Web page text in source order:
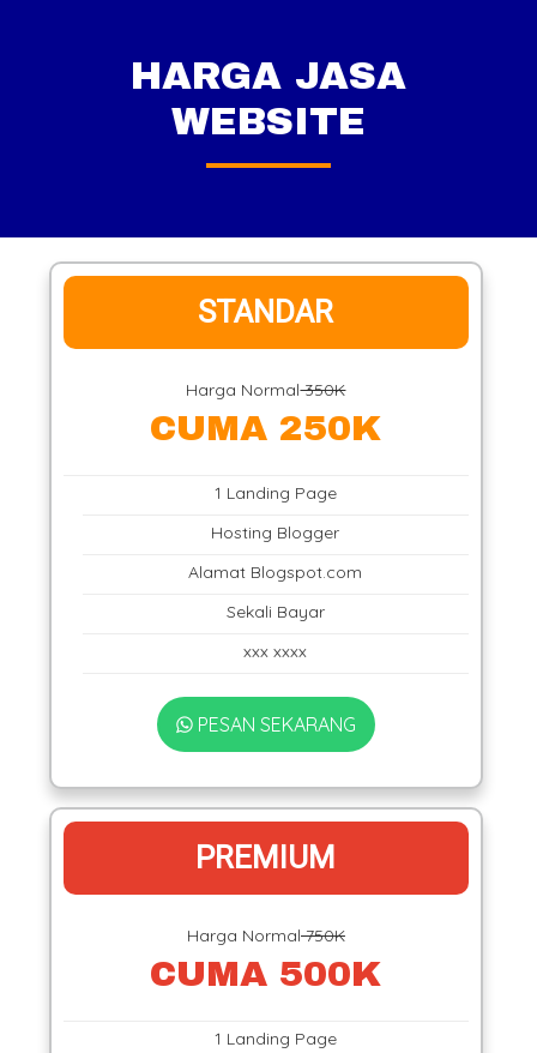
HARGA JASA
WEBSITE
STANDAR
Harga Normal350K
CUMA 250K
1 Landing Page
Hosting Blogger
Alamat Blogspot.com
Sekali Bayar
xxx xxxx
PESAN SEKARANG
PREMIUM
Harga Normal750K
CUMA 500K
1 Landing Page